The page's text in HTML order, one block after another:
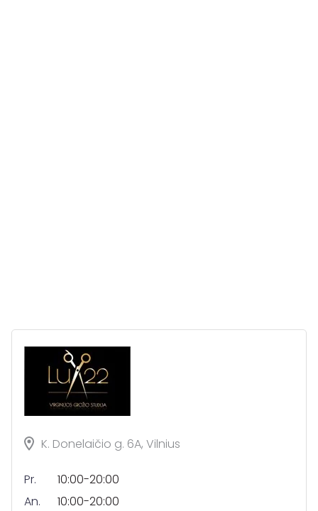
K. Donelaičio g. 6A, Vilnius
Pr.
10:00-20:00
An.
10:00-20:00